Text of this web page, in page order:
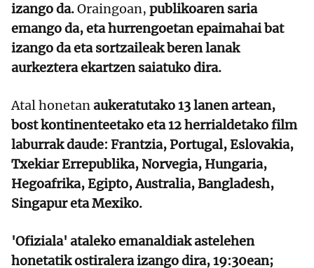
izango da.Oraingoan, publikoaren saria
emango da, eta hurrengoetan epaimahai bat
izango da eta sortzaileak beren lanak
aurkeztera ekartzen saiatuko dira.
Atal honetanaukeratutako 13 lanen artean,
bost kontinenteetako eta 12 herrialdetako film
laburrak daude: Frantzia, Portugal, Eslovakia,
Txekiar Errepublika, Norvegia, Hungaria,
Hegoafrika, Egipto, Australia, Bangladesh,
Singapur eta Mexiko.
'Ofiziala' ataleko emanaldiak astelehen
honetatik ostiralera izango dira, 19:30ean;